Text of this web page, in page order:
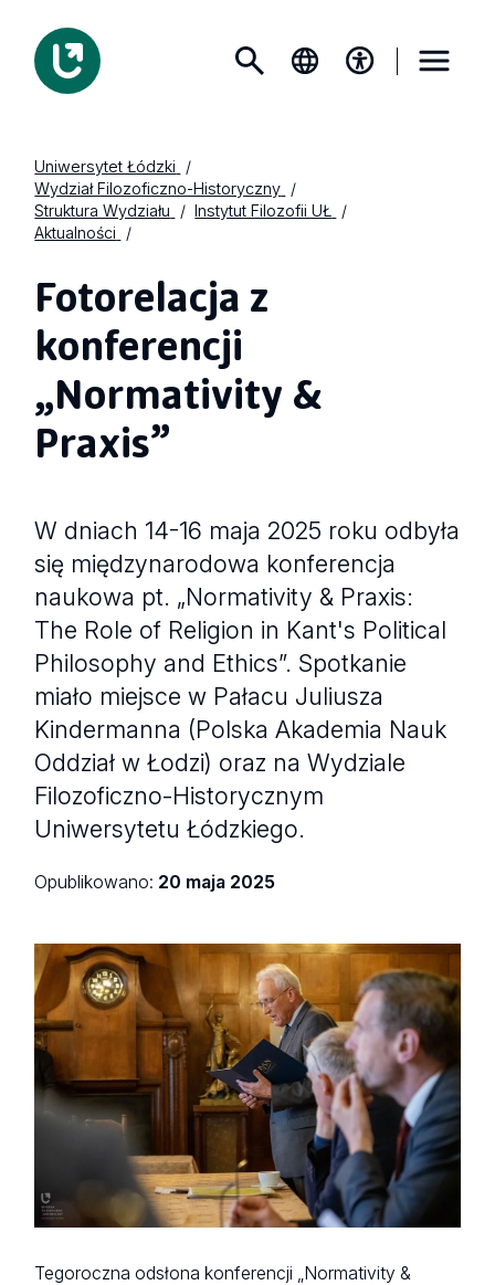
Uniwersytet Łódzki
Wydział Filozoficzno-Historyczny
Struktura Wydziału
Instytut Filozofii UŁ
Aktualności
Fotorelacja z
konferencji
„Normativity &
Praxis”
W dniach 14-16 maja 2025 roku odbyła
się międzynarodowa konferencja
naukowa pt. „Normativity & Praxis:
The Role of Religion in Kant's Political
Philosophy and Ethics”. Spotkanie
miało miejsce w Pałacu Juliusza
Kindermanna (Polska Akademia Nauk
Oddział w Łodzi) oraz na Wydziale
Filozoficzno-Historycznym
Uniwersytetu Łódzkiego.
Opublikowano: 20 maja 2025
Tegoroczna odsłona konferencji „Normativity &